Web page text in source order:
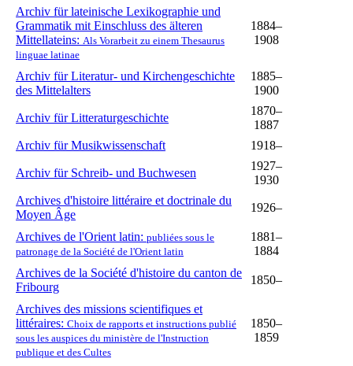
Archiv für lateinische Lexikographie und
Grammatik mit Einschluss des älteren
Mittellateins: Als Vorarbeit zu einem Thesaurus
linguae latinae
1884–
1908
Archiv für Literatur- und Kirchengeschichte
des Mittelalters
1885–
1900
Archiv für Litteraturgeschichte
1870–
1887
Archiv für Musikwissenschaft
1918–
Archiv für Schreib- und Buchwesen
1927–
1930
Archives d'histoire littéraire et doctrinale du
Moyen Âge
1926–
Archives de l'Orient latin: publiées sous le
patronage de la Société de l'Orient latin
1881–
1884
Archives de la Société d'histoire du canton de
Fribourg
1850–
Archives des missions scientifiques et
littéraires: Choix de rapports et instructions publié
sous les auspices du ministère de l'Instruction
publique et des Cultes
1850–
1859